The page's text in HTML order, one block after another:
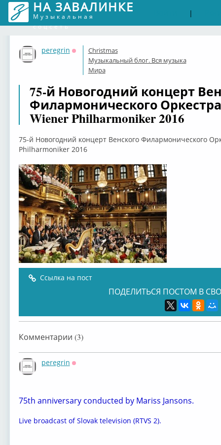
НА ЗАВАЛИНКЕ
Музыкальная
соцсеть
|
peregrin
Оффлайн
Christmas
Музыкальный блог. Вся музыка
Мира
75-й Новогодний концерт
Филармонического Оркестра
Wiener Philharmoniker 2016
75-й Новогодний концерт Венского Филармонического
Philharmoniker 2016
Ссылка на пост
ПОДЕЛИТЬСЯ ПОСТОМ В
Комментарии (3)
peregrin
75th anniversary conducted by Mariss Jansons.
Live broadcast of Slovak television (RTVS 2).